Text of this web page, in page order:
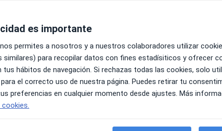
Valencia •Mapa
35 €
es importante
permites a nosotros y a nuestros colaboradores utilizar
similares) para recopilar datos con fines estadísiticos y ofrecer
tus hábitos de navegación. Si rechazas todas las cookies, solo
el correcto uso de nuestra página. Puedes retirar tu
preferencias en cualquier momento desde ajustes. Más